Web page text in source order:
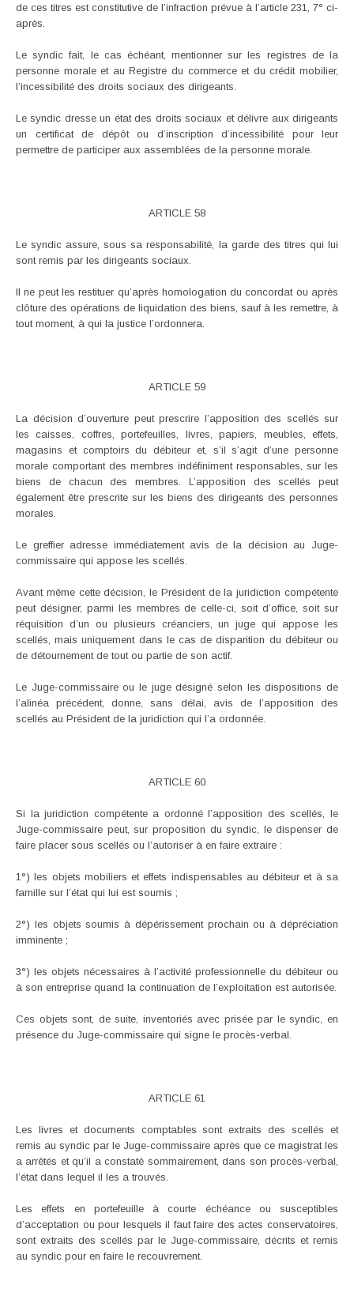
de ces titres est constitutive de l’infraction prévue à l’article 231, 7° ci-
après.
Le syndic fait, le cas échéant, mentionner sur les registres de la
personne morale et au Registre du commerce et du crédit mobilier,
l’incessibilité des droits sociaux des dirigeants.
Le syndic dresse un état des droits sociaux et délivre aux dirigeants
un certificat de dépôt ou d’inscription d’incessibilité pour leur
permettre de participer aux assemblées de la personne morale.
ARTICLE 58
Le syndic assure, sous sa responsabilité, la garde des titres qui lui
sont remis par les dirigeants sociaux.
Il ne peut les restituer qu’après homologation du concordat ou après
clôture des opérations de liquidation des biens, sauf à les remettre, à
tout moment, à qui la justice l’ordonnera.
ARTICLE 59
La décision d’ouverture peut prescrire l’apposition des scellés sur
les caisses, coffres, portefeuilles, livres, papiers, meubles, effets,
magasins et comptoirs du débiteur et, s’il s’agit d’une personne
morale comportant des membres indéfiniment responsables, sur les
biens de chacun des membres. L’apposition des scellés peut
également être prescrite sur les biens des dirigeants des personnes
morales.
Le greffier adresse immédiatement avis de la décision au Juge-
commissaire qui appose les scellés.
Avant même cette décision, le Président de la juridiction compétente
peut désigner, parmi les membres de celle-ci, soit d’office, soit sur
réquisition d’un ou plusieurs créanciers, un juge qui appose les
scellés, mais uniquement dans le cas de disparition du débiteur ou
de détournement de tout ou partie de son actif.
Le Juge-commissaire ou le juge désigné selon les dispositions de
l’alinéa précédent, donne, sans délai, avis de l’apposition des
scellés au Président de la juridiction qui l’a ordonnée.
ARTICLE 60
Si la juridiction compétente a ordonné l’apposition des scellés, le
Juge-commissaire peut, sur proposition du syndic, le dispenser de
faire placer sous scellés ou l’autoriser à en faire extraire :
1°) les objets mobiliers et effets indispensables au débiteur et à sa
famille sur l’état qui lui est soumis ;
2°) les objets soumis à dépérissement prochain ou à dépréciation
imminente ;
3°) les objets nécessaires à l’activité professionnelle du débiteur ou
à son entreprise quand la continuation de l’exploitation est autorisée.
Ces objets sont, de suite, inventoriés avec prisée par le syndic, en
présence du Juge-commissaire qui signe le procès-verbal.
ARTICLE 61
Les livres et documents comptables sont extraits des scellés et
remis au syndic par le Juge-commissaire après que ce magistrat les
a arrêtés et qu’il a constaté sommairement, dans son procès-verbal,
l’état dans lequel il les a trouvés.
Les effets en portefeuille à courte échéance ou susceptibles
d’acceptation ou pour lesquels il faut faire des actes conservatoires,
sont extraits des scellés par le Juge-commissaire, décrits et remis
au syndic pour en faire le recouvrement.